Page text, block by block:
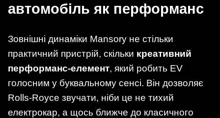
автомобіль як перформанс
Зовнішні динаміки Mansory не стільки
практичний пристрій, скільки креативний
перформанс-елемент, який робить EV
голосним у буквальному сенсі. Він дозволяє
Rolls-Royce звучати, ніби це не тихий
електрокар, а щось ближче до класичного